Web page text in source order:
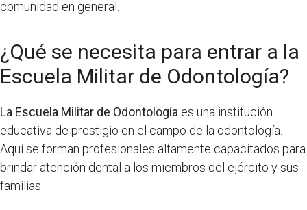
comunidad en general.
¿Qué se necesita para entrar a la
Escuela Militar de Odontología?
La Escuela Militar de Odontología es una institución
educativa de prestigio en el campo de la odontología.
Aquí se forman profesionales altamente capacitados para
brindar atención dental a los miembros del ejército y sus
familias.